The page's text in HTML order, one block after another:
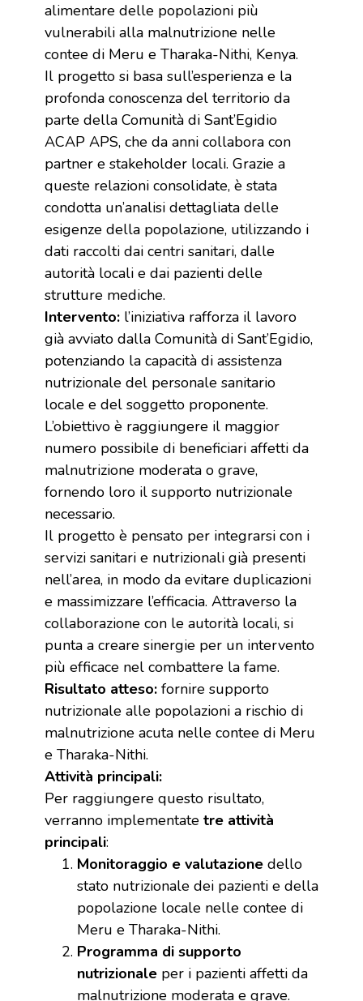
alimentare delle popolazioni più
vulnerabili alla malnutrizione nelle
contee di Meru e Tharaka-Nithi, Kenya.
Il progetto si basa sull’esperienza e la
profonda conoscenza del territorio da
parte della Comunità di Sant’Egidio
ACAP APS, che da anni collabora con
partner e stakeholder locali. Grazie a
queste relazioni consolidate, è stata
condotta un’analisi dettagliata delle
esigenze della popolazione, utilizzando i
dati raccolti dai centri sanitari, dalle
autorità locali e dai pazienti delle
strutture mediche.
Intervento: l’iniziativa rafforza il lavoro
già avviato dalla Comunità di Sant’Egidio,
potenziando la capacità di assistenza
nutrizionale del personale sanitario
locale e del soggetto proponente.
L’obiettivo è raggiungere il maggior
numero possibile di beneficiari affetti da
malnutrizione moderata o grave,
fornendo loro il supporto nutrizionale
necessario.
Il progetto è pensato per integrarsi con i
servizi sanitari e nutrizionali già presenti
nell’area, in modo da evitare duplicazioni
e massimizzare l’efficacia. Attraverso la
collaborazione con le autorità locali, si
punta a creare sinergie per un intervento
più efficace nel combattere la fame.
Risultato atteso: fornire supporto
nutrizionale alle popolazioni a rischio di
malnutrizione acuta nelle contee di Meru
e Tharaka-Nithi.
Attività principali:
Per raggiungere questo risultato,
verranno implementate tre attività
principali:
Monitoraggio e valutazione dello
stato nutrizionale dei pazienti e della
popolazione locale nelle contee di
Meru e Tharaka-Nithi.
Programma di supporto
nutrizionale per i pazienti affetti da
malnutrizione moderata e grave.